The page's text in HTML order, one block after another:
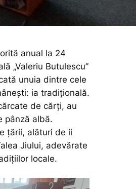
anual la 24
„Valeriu Butulescu”
unuia dintre cele
ia tradițională.
de cărți, au
pânză albă.
țării, alături de ii
Jiului, adevărate
locale.